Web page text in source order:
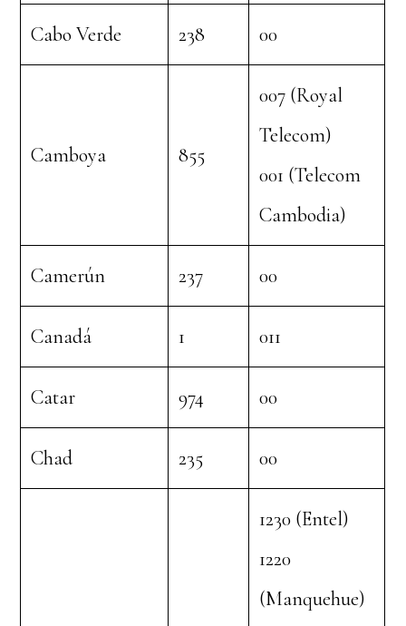
Cabo Verde 238 00
Camboya 855
007 (Royal
Telecom)
001 (Telecom
Cambodia)
Camerún 237 00
Canadá 1 011
Catar 974 00
Chad 235 00
1230 (Entel)
1220
(Manquehue)